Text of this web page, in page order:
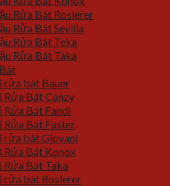
Rửa Bát Roslerer
Rửa Bát Sevilla
Rửa Bát Teka
Rửa Bát Taka
rửa bát Bauer
Rửa Bát Canzy
Rửa Bát Fandi
Rửa Bát Faster
rửa bát Giovani
Rửa Bát Konox
Rửa Bát Taka
rửa bát Roslerer